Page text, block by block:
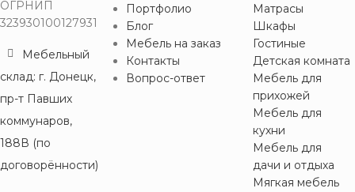
ОГРНИП
323930100127931
Мебельный
склад: г. Донецк,
пр-т Павших
коммунаров,
188В (по
договорённости)
Портфолио
Блог
Мебель на заказ
Контакты
Вопрос-ответ
Матрасы
Шкафы
Гостиные
Детская комната
Мебель для
прихожей
Мебель для
кухни
Мебель для
дачи и отдыха
Мягкая мебель